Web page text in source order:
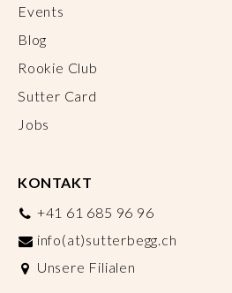
Events
Blog
Rookie Club
Sutter Card
Jobs
KONTAKT
+41 61 685 96 96
info(at)sutterbegg.ch
Unsere Filialen